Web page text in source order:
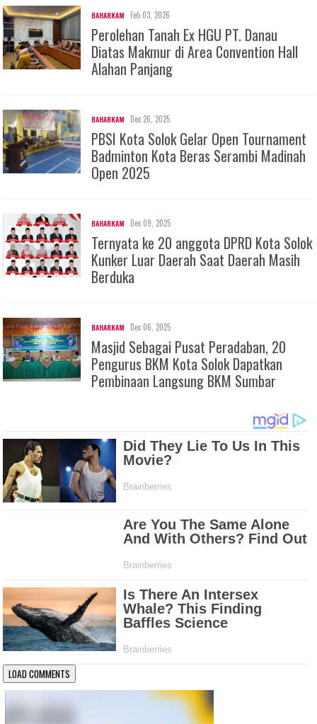
BAHARKAM Feb 03, 2026
Perolehan Tanah Ex HGU PT. Danau
Diatas Makmur di Area Convention Hall
Alahan Panjang
BAHARKAM Dec 26, 2025
PBSI Kota Solok Gelar Open Tournament
Badminton Kota Beras Serambi Madinah
Open 2025
BAHARKAM Dec 09, 2025
Ternyata ke 20 anggota DPRD Kota Solok
Kunker Luar Daerah Saat Daerah Masih
Berduka
BAHARKAM Dec 06, 2025
Masjid Sebagai Pusat Peradaban, 20
Pengurus BKM Kota Solok Dapatkan
Pembinaan Langsung BKM Sumbar
LOAD COMMENTS